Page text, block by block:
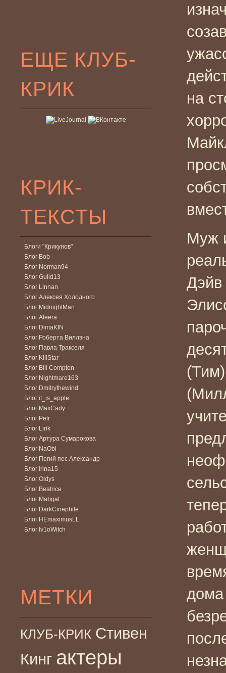
ЕЩЕ КЛУБ-
КРИК
КРИК-
ТЕКСТЫ
Блоги "Крикунов"
Блог Bob
Блог Norman94
Блог Gulid13
Блог Linnan
Блог Алексея Холодного
Блог MidnightMan
Блог Aleera
Блог DimaKIN
Блог Роберта Виллэна
Блог Павла Тракселя
Блог KillStar
Блог Bill Compton
Блог Nightmare163
Блог Dmitrythewind
Блог it_is_apple
Блог MaxCady
Блог Petr
Блог Lirik
Блог Артура Сумарокова
Блог NaObi
Блог Пегий пес Александр
Блог Irina15
Блог Oldys
Блог Beatrice
Блог Mabgat
Блог DarkCinephile
Блог HEmaximusLL
Блог Iv1oWitch
МЕТКИ
КЛУБ-КРИК Стивен
Кинг актеры
на
Муж
дома